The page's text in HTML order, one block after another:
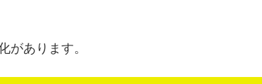
があります。